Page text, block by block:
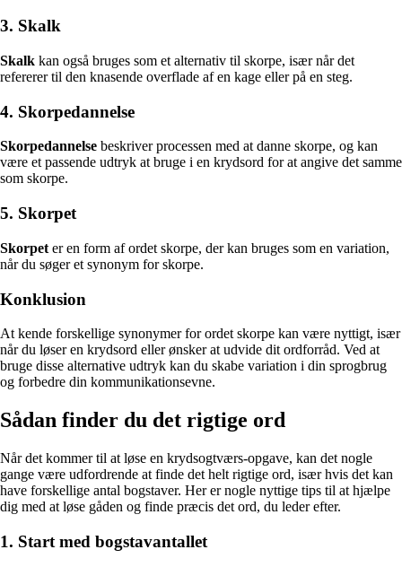
3. Skalk
Skalk kan også bruges som et alternativ til skorpe, især når det
refererer til den knasende overflade af en kage eller på en steg.
4. Skorpedannelse
Skorpedannelse beskriver processen med at danne skorpe, og kan
være et passende udtryk at bruge i en krydsord for at angive det samme
som skorpe.
5. Skorpet
Skorpet er en form af ordet skorpe, der kan bruges som en variation,
når du søger et synonym for skorpe.
Konklusion
At kende forskellige synonymer for ordet skorpe kan være nyttigt, især
når du løser en krydsord eller ønsker at udvide dit ordforråd. Ved at
bruge disse alternative udtryk kan du skabe variation i din sprogbrug
og forbedre din kommunikationsevne.
Sådan finder du det rigtige ord
Når det kommer til at løse en krydsogtværs-opgave, kan det nogle
gange være udfordrende at finde det helt rigtige ord, især hvis det kan
have forskellige antal bogstaver. Her er nogle nyttige tips til at hjælpe
dig med at løse gåden og finde præcis det ord, du leder efter.
1. Start med bogstavantallet